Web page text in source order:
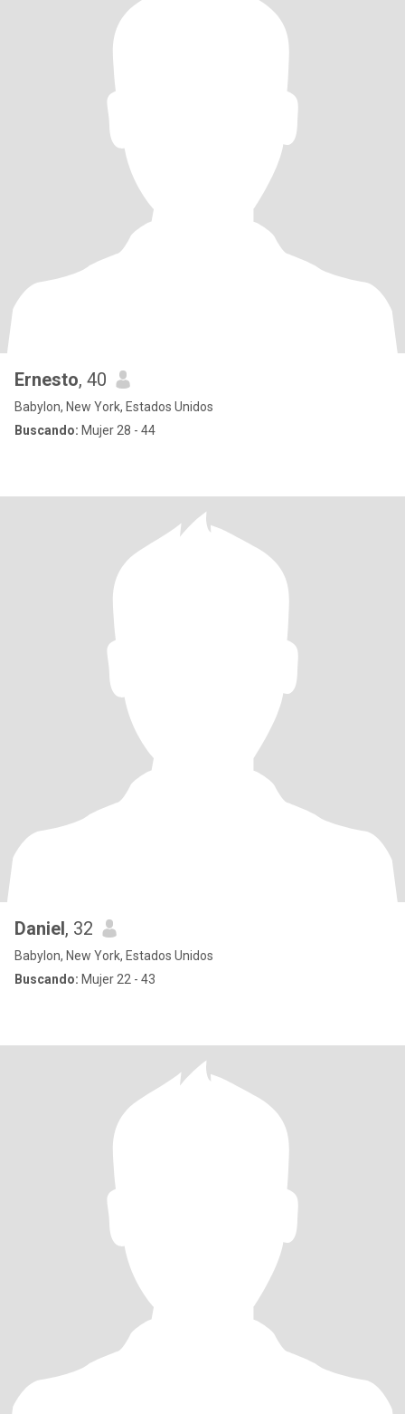
Ernesto, 40
Babylon, New York, Estados Unidos
Buscando: Mujer 28 - 44
Daniel, 32
Babylon, New York, Estados Unidos
Buscando: Mujer 22 - 43